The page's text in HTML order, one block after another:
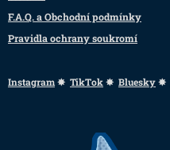
F.A.Q. a Obchodní podmínky
Pravidla ochrany soukromí
Instagram✸ TikTok✸ Bluesky✸